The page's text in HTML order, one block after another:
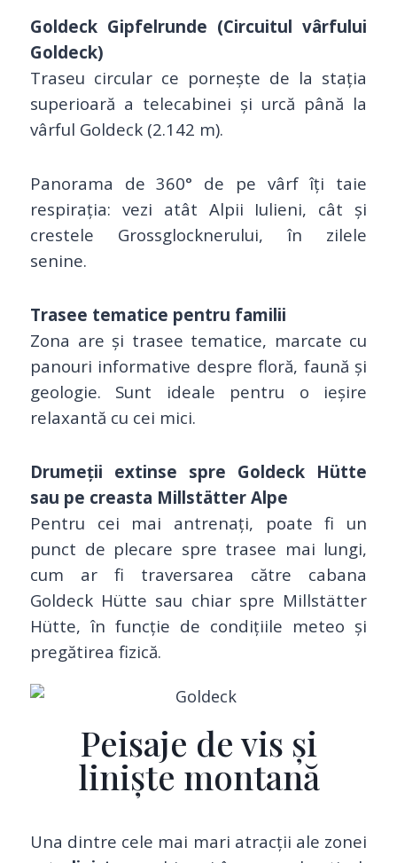
Goldeck Gipfelrunde (Circuitul vârfului
Goldeck)
Traseu circular ce pornește de la stația
superioară a telecabinei și urcă până la
vârful Goldeck (2.142 m).
Panorama de 360° de pe vârf îți taie
respirația: vezi atât Alpii Iulieni, cât și
crestele Grossglocknerului, în zilele
senine.
Trasee tematice pentru familii
Zona are și trasee tematice, marcate cu
panouri informative despre floră, faună și
geologie. Sunt ideale pentru o ieșire
relaxantă cu cei mici.
Drumeții extinse spre Goldeck Hütte
sau pe creasta Millstätter Alpe
Pentru cei mai antrenați, poate fi un
punct de plecare spre trasee mai lungi,
cum ar fi traversarea către cabana
Goldeck Hütte sau chiar spre Millstätter
Hütte, în funcție de condițiile meteo și
pregătirea fizică.
Peisaje de vis și
liniște montană
Una dintre cele mai mari atracții ale zonei